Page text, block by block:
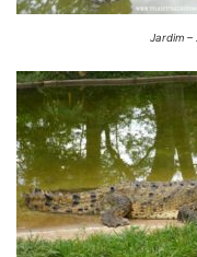
Jardim –